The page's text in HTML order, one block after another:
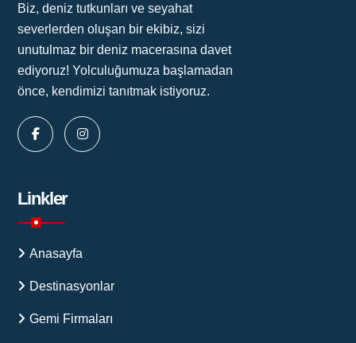
Biz, deniz tutkunları ve seyahat
severlerden oluşan bir ekibiz, sizi
unutulmaz bir deniz macerasına davet
ediyoruz! Yolculuğumuza başlamadan
önce, kendimizi tanıtmak istiyoruz.
Linkler
Anasayfa
Destinasyonlar
Gemi Firmaları